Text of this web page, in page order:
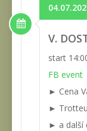
V.
start
FB event
► Cena
►
► a další